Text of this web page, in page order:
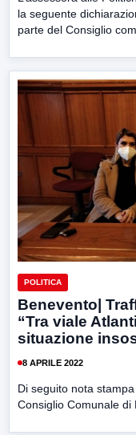
la seguente
parte del Consiglio
POLITICA
Benevento|
“Tra viale
situazione
8 APRILE 2022
Di seguito nota
Consiglio Comunale di